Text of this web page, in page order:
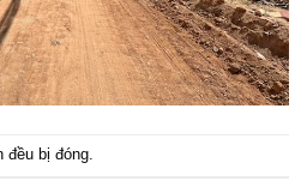
đều bị đóng.